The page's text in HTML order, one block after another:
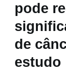
pode
de
estudo